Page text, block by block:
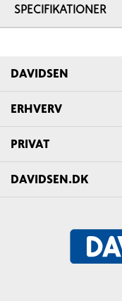
SPECIFIKATIONER
DAVIDSEN
ERHVERV
PRIVAT
DAVIDSEN.DK